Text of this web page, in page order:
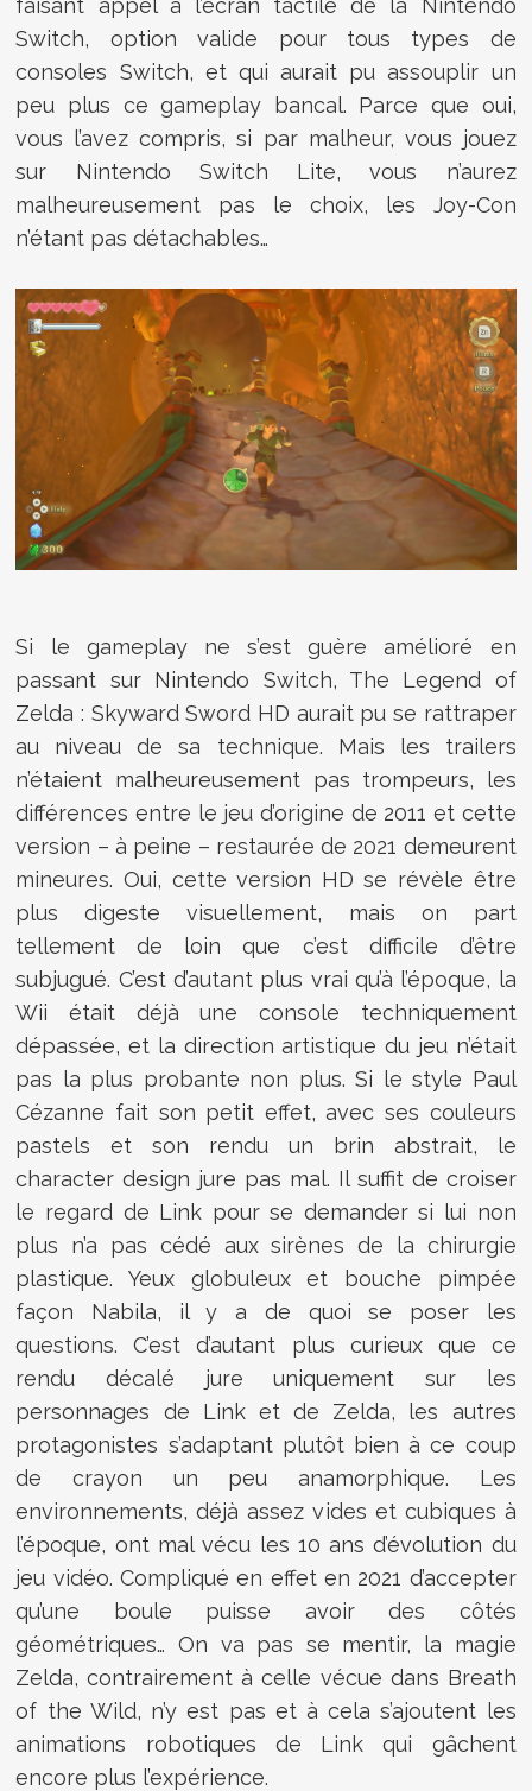
faisant appel à l’écran tactile de la Nintendo
Switch, option valide pour tous types de
consoles Switch, et qui aurait pu assouplir un
peu plus ce gameplay bancal. Parce que oui,
vous l’avez compris, si par malheur, vous jouez
sur Nintendo Switch Lite, vous n’aurez
malheureusement pas le choix, les Joy-Con
n’étant pas détachables…
Si le gameplay ne s’est guère amélioré en
passant sur Nintendo Switch, The Legend of
Zelda : Skyward Sword HD aurait pu se rattraper
au niveau de sa technique. Mais les trailers
n’étaient malheureusement pas trompeurs, les
différences entre le jeu d’origine de 2011 et cette
version – à peine – restaurée de 2021 demeurent
mineures. Oui, cette version HD se révèle être
plus digeste visuellement, mais on part
tellement de loin que c’est difficile d’être
subjugué. C’est d’autant plus vrai qu’à l’époque, la
Wii était déjà une console techniquement
dépassée, et la direction artistique du jeu n’était
pas la plus probante non plus. Si le style Paul
Cézanne fait son petit effet, avec ses couleurs
pastels et son rendu un brin abstrait, le
character design jure pas mal. Il suffit de croiser
le regard de Link pour se demander si lui non
plus n’a pas cédé aux sirènes de la chirurgie
plastique. Yeux globuleux et bouche pimpée
façon Nabila, il y a de quoi se poser les
questions. C’est d’autant plus curieux que ce
rendu décalé jure uniquement sur les
personnages de Link et de Zelda, les autres
protagonistes s’adaptant plutôt bien à ce coup
de crayon un peu anamorphique. Les
environnements, déjà assez vides et cubiques à
l’époque, ont mal vécu les 10 ans d’évolution du
jeu vidéo. Compliqué en effet en 2021 d’accepter
qu’une boule puisse avoir des côtés
géométriques… On va pas se mentir, la magie
Zelda, contrairement à celle vécue dans Breath
of the Wild, n’y est pas et à cela s’ajoutent les
animations robotiques de Link qui gâchent
encore plus l’expérience.